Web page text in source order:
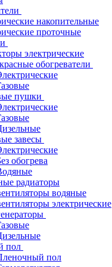
накопительные
проточные
электрические
обогреватели
пушки
завесы
обогрева
радиаторы
водяные
электрические
пол
пол